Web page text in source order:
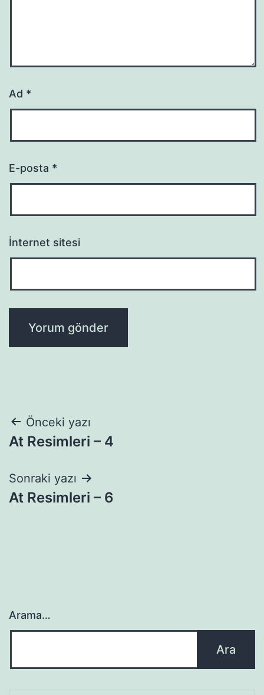
Ad *
E-posta *
İnternet sitesi
Yazı
gezinmesi
Önceki yazı
At Resimleri – 4
Sonraki yazı
At Resimleri – 6
Arama…